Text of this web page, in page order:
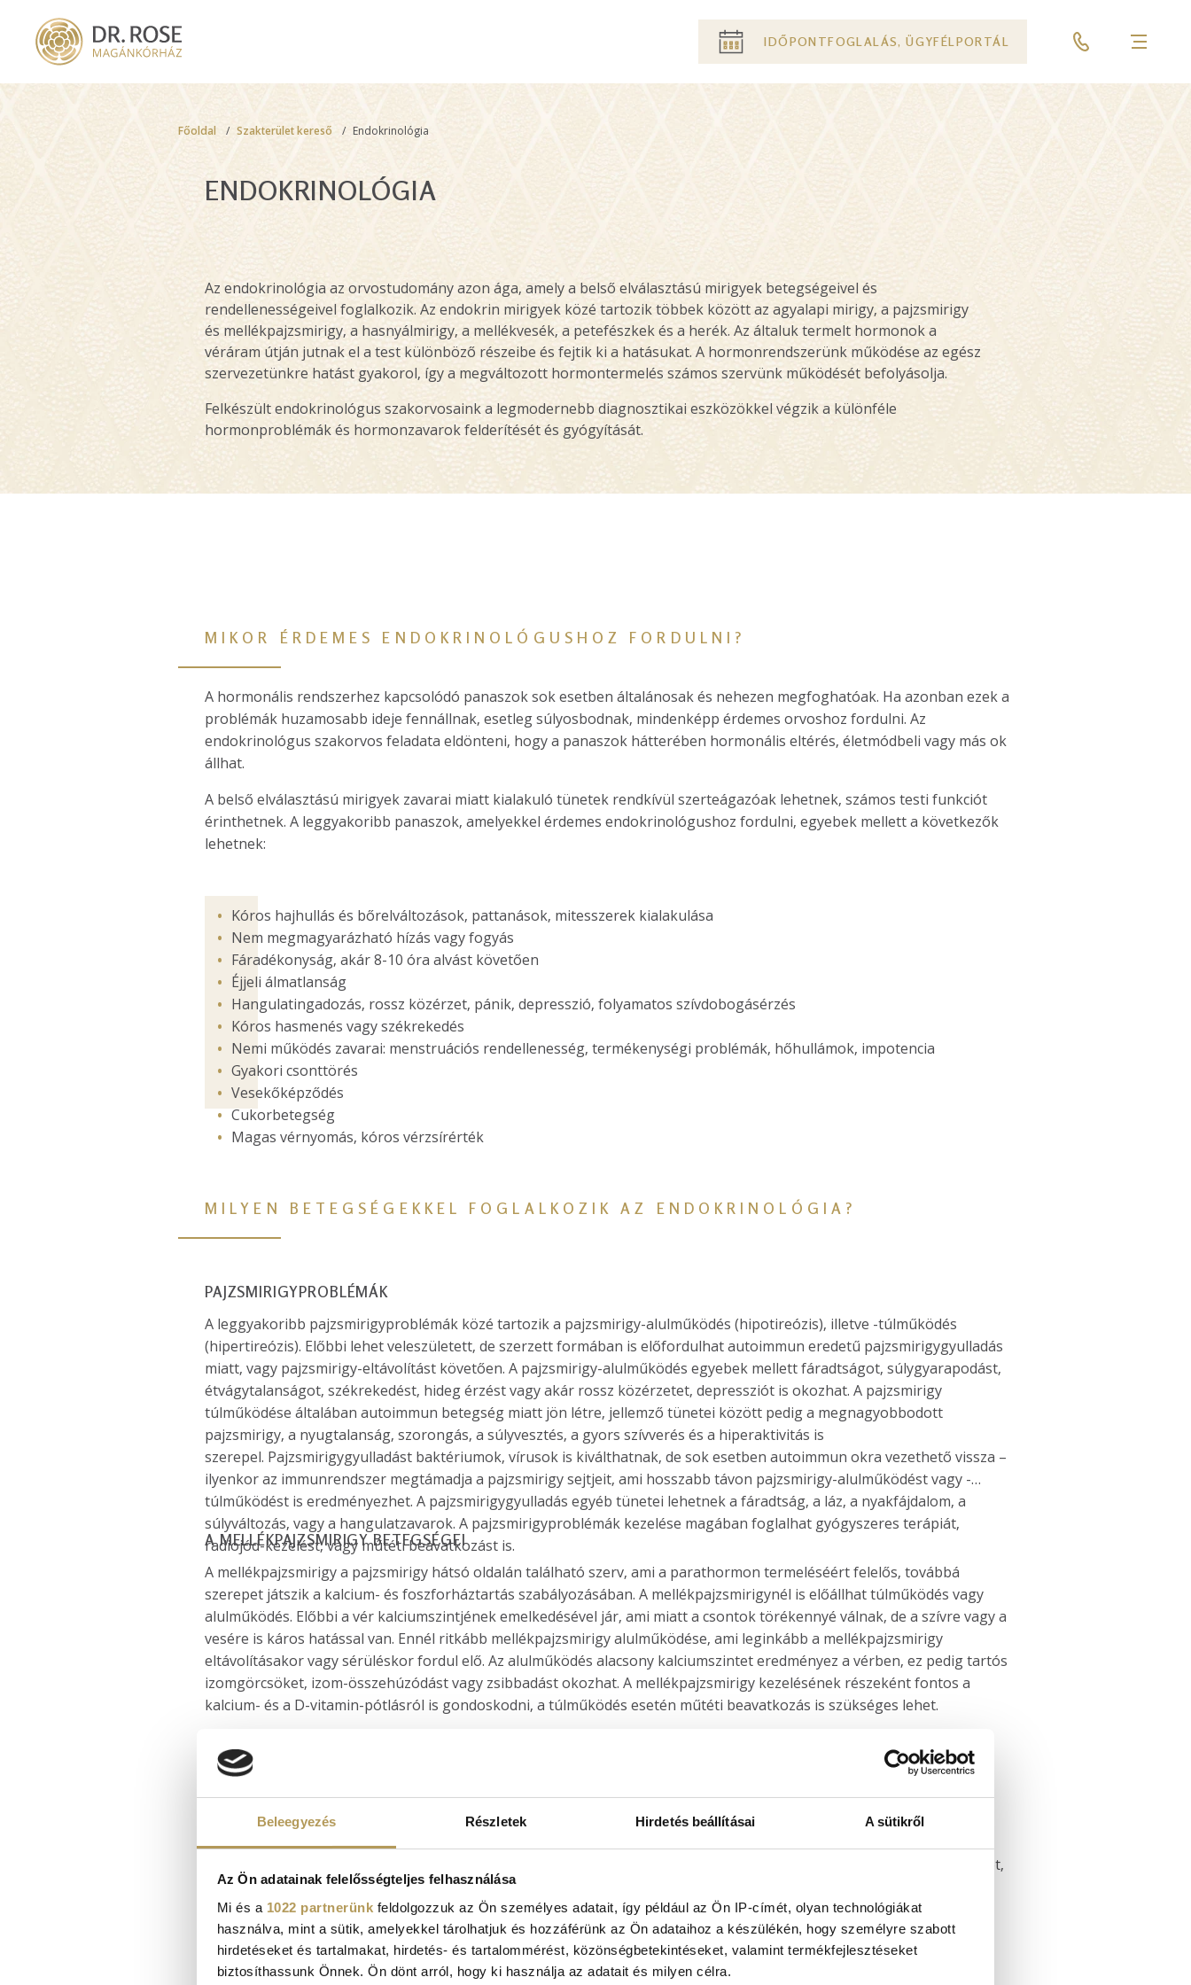
Beleegyezés Részletek Hirdetés beállításai A sütikről
Az Ön adatainak felelősségteljes felhasználása
Mi és a 1022 partnerünk feldolgozzuk az Ön személyes adatait, így például az Ön IP-címét, olyan technológiákat
használva, mint a sütik, amelyekkel tárolhatjuk és hozzáférünk az Ön adataihoz a készülékén, hogy személyre szabott
hirdetéseket és tartalmakat, hirdetés- és tartalommérést, közönségbetekintéseket, valamint termékfejlesztéseket
biztosíthassunk Önnek. Ön dönt arról, hogy ki használja az adatait és milyen célra.
Pre
header
IDŐPONTFOGLALÁS, ÜGYFÉLPORTÁL
Breadcrumb
Főoldal Szakterület kereső Endokrinológia
ENDOKRINOLÓGIA
Az endokrinológia az orvostudomány azon ága, amely a belső elválasztású mirigyek betegségeivel és
rendellenességeivel foglalkozik. Az endokrin mirigyek közé tartozik többek között az agyalapi mirigy, a pajzsmirigy
és mellékpajzsmirigy, a hasnyálmirigy, a mellékvesék, a petefészkek és a herék. Az általuk termelt hormonok a
véráram útján jutnak el a test különböző részeibe és fejtik ki a hatásukat. A hormonrendszerünk működése az egész
szervezetünkre hatást gyakorol, így a megváltozott hormontermelés számos szervünk működését befolyásolja.
Felkészült endokrinológus szakorvosaink a legmodernebb diagnosztikai eszközökkel végzik a különféle
hormonproblémák és hormonzavarok felderítését és gyógyítását.
MIKOR ÉRDEMES ENDOKRINOLÓGUSHOZ FORDULNI?
A hormonális rendszerhez kapcsolódó panaszok sok esetben általánosak és nehezen megfoghatóak. Ha azonban ezek a
problémák huzamosabb ideje fennállnak, esetleg súlyosbodnak, mindenképp érdemes orvoshoz fordulni. Az
endokrinológus szakorvos feladata eldönteni, hogy a panaszok hátterében hormonális eltérés, életmódbeli vagy más ok
állhat.
A belső elválasztású mirigyek zavarai miatt kialakuló tünetek rendkívül szerteágazóak lehetnek, számos testi funkciót
érinthetnek. A leggyakoribb panaszok, amelyekkel érdemes endokrinológushoz fordulni, egyebek mellett a következők
lehetnek:
Kóros hajhullás és bőrelváltozások, pattanások, mitesszerek kialakulása
Nem megmagyarázható hízás vagy fogyás
Fáradékonyság, akár 8-10 óra alvást követően
Éjjeli álmatlanság
Hangulatingadozás, rossz közérzet, pánik, depresszió, folyamatos szívdobogásérzés
Kóros hasmenés vagy székrekedés
Nemi működés zavarai: menstruációs rendellenesség, termékenységi problémák, hőhullámok, impotencia
Gyakori csonttörés
Vesekőképződés
Cukorbetegség
Magas vérnyomás, kóros vérzsírérték
MILYEN BETEGSÉGEKKEL FOGLALKOZIK AZ ENDOKRINOLÓGIA?
PAJZSMIRIGYPROBLÉMÁK
A leggyakoribb pajzsmirigyproblémák közé tartozik a pajzsmirigy-alulműködés (hipotireózis), illetve -túlműködés
(hipertireózis). Előbbi lehet veleszületett, de szerzett formában is előfordulhat autoimmun eredetű pajzsmirigygyulladás
miatt, vagy pajzsmirigy-eltávolítást követően. A pajzsmirigy-alulműködés egyebek mellett fáradtságot, súlygyarapodást,
étvágytalanságot, székrekedést, hideg érzést vagy akár rossz közérzetet, depressziót is okozhat. A pajzsmirigy
túlműködése általában autoimmun betegség miatt jön létre, jellemző tünetei között pedig a megnagyobbodott
pajzsmirigy, a nyugtalanság, szorongás, a súlyvesztés, a gyors szívverés és a hiperaktivitás is
szerepel. Pajzsmirigygyulladást baktériumok, vírusok is kiválthatnak, de sok esetben autoimmun okra vezethető vissza –
ilyenkor az immunrendszer megtámadja a pajzsmirigy sejtjeit, ami hosszabb távon pajzsmirigy-alulműködést vagy -
túlműködést is eredményezhet. A pajzsmirigygyulladás egyéb tünetei lehetnek a fáradtság, a láz, a nyakfájdalom, a
súlyváltozás, vagy a hangulatzavarok. A pajzsmirigyproblémák kezelése magában foglalhat gyógyszeres terápiát,
radiojód-kezelést, vagy műtéti beavatkozást is.
A MELLÉKPAJZSMIRIGY BETEGSÉGEI
A mellékpajzsmirigy a pajzsmirigy hátsó oldalán található szerv, ami a parathormon termeléséért felelős, továbbá
szerepet játszik a kalcium- és foszforháztartás szabályozásában. A mellékpajzsmirigynél is előállhat túlműködés vagy
alulműködés. Előbbi a vér kalciumszintjének emelkedésével jár, ami miatt a csontok törékennyé válnak, de a szívre vagy a
vesére is káros hatással van. Ennél ritkább mellékpajzsmirigy alulműködése, ami leginkább a mellékpajzsmirigy
eltávolításakor vagy sérüléskor fordul elő. Az alulműködés alacsony kalciumszintet eredményez a vérben, ez pedig tartós
izomgörcsöket, izom-összehúzódást vagy zsibbadást okozhat. A mellékpajzsmirigy kezelésének részeként fontos a
kalcium- és a D-vitamin-pótlásról is gondoskodni, a túlműködés esetén műtéti beavatkozás is szükséges lehet.
AZ AGYALAPI MIRIGY BETEGSÉGEI
Az agyalapi mirigy, azaz a hipofízis a hormonális rendszer fő mozgatórugója, működésének zavarát a leggyakrabban
daganat okozza. A hipofízis jóindulatú daganata, azaz az adenoma nem rákos képlet, ugyanakkor a hormonháztartást
negatívan befolyásolja. Ennek következtében számos tünetet okozhat, így például krónikus fejfájást,
testsúlyváltozásokat, izomgyengeséget, látászavarokat, hormonális egyensúlyhiányt, pigmentációs rendellenességeket,
illetve növekedési problémákat is. Az adenoma diagnózisához képalkotó vizsgálatokra (CT-re, MR-re) van szükség,
kezelése pedig gyógyszeres terápiát, szükség esetén műtéti beavatkozást igényel. A hipopituitarizmus a hipofízis
elégtelen működését jelenti, ami a hormonok alacsony szintjét okozza, ez pedig olyan változatos tünetekkel jár, mint a
fáradtság, a libidó csökkenése, a súlyváltozások vagy az alacsony vérnyomás. A hipopituitarizmus kezelése során
általában hormonpótló terápiára kerül sor.